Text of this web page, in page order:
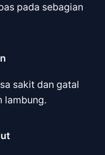
pada sebagian
sakit dan gatal
lambung.